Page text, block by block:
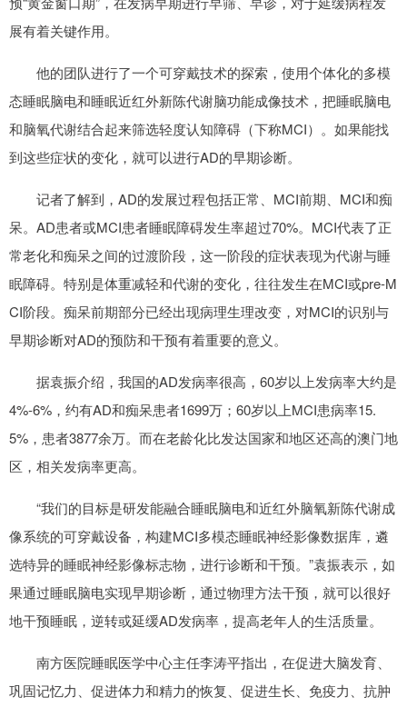
展有着关键作用。
他的团队进行了一个可穿戴技术的探索，使用个体化的多模
态睡眠脑电和睡眠近红外新陈代谢脑功能成像技术，把睡眠脑电
和脑氧代谢结合起来筛选轻度认知障碍（下称MCI）。如果能找
到这些症状的变化，就可以进行AD的早期诊断。
记者了解到，AD的发展过程包括正常、MCI前期、MCI和痴
呆。AD患者或MCI患者睡眠障碍发生率超过70%。MCI代表了正
常老化和痴呆之间的过渡阶段，这一阶段的症状表现为代谢与睡
眠障碍。特别是体重减轻和代谢的变化，往往发生在MCI或pre-M
CI阶段。痴呆前期部分已经出现病理生理改变，对MCI的识别与
早期诊断对AD的预防和干预有着重要的意义。
据袁振介绍，我国的AD发病率很高，60岁以上发病率大约是
4%-6%，约有AD和痴呆患者1699万；60岁以上MCI患病率15.
5%，患者3877余万。而在老龄化比发达国家和地区还高的澳门地
区，相关发病率更高。
“我们的目标是研发能融合睡眠脑电和近红外脑氧新陈代谢成
像系统的可穿戴设备，构建MCI多模态睡眠神经影像数据库，遴
选特异的睡眠神经影像标志物，进行诊断和干预。”袁振表示，如
果通过睡眠脑电实现早期诊断，通过物理方法干预，就可以很好
地干预睡眠，逆转或延缓AD发病率，提高老年人的生活质量。
南方医院睡眠医学中心主任李涛平指出，在促进大脑发育、
巩固记忆力、促进体力和精力的恢复、促进生长、免疫力、抗肿